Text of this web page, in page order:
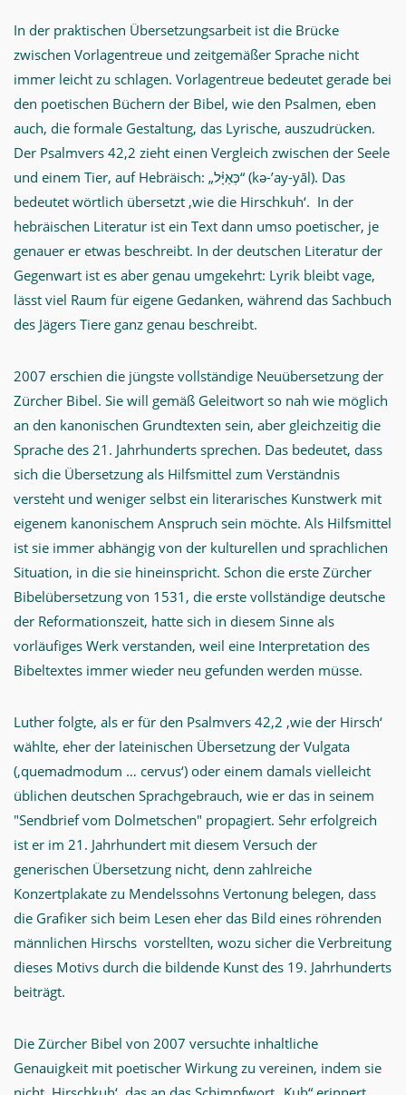
In der praktischen Übersetzungsarbeit ist die Brücke
zwischen Vorlagentreue und zeitgemäßer Sprache nicht
immer leicht zu schlagen. Vorlagentreue bedeutet gerade bei
den poetischen Büchern der Bibel, wie den Psalmen, eben
auch, die formale Gestaltung, das Lyrische, auszudrücken.
Der Psalmvers 42,2 zieht einen Vergleich zwischen der Seele
und einem Tier, auf Hebräisch: „כְּאַיָּ֗ל“ (kə-’ay-yāl). Das
bedeutet wörtlich übersetzt ‚wie die Hirschkuh‘. In der
hebräischen Literatur ist ein Text dann umso poetischer, je
genauer er etwas beschreibt. In der deutschen Literatur der
Gegenwart ist es aber genau umgekehrt: Lyrik bleibt vage,
lässt viel Raum für eigene Gedanken, während das Sachbuch
des Jägers Tiere ganz genau beschreibt.
2007 erschien die jüngste vollständige Neuübersetzung der
Zürcher Bibel. Sie will gemäß Geleitwort so nah wie möglich
an den kanonischen Grundtexten sein, aber gleichzeitig die
Sprache des 21. Jahrhunderts sprechen. Das bedeutet, dass
sich die Übersetzung als Hilfsmittel zum Verständnis
versteht und weniger selbst ein literarisches Kunstwerk mit
eigenem kanonischem Anspruch sein möchte. Als Hilfsmittel
ist sie immer abhängig von der kulturellen und sprachlichen
Situation, in die sie hineinspricht. Schon die erste Zürcher
Bibelübersetzung von 1531, die erste vollständige deutsche
der Reformationszeit, hatte sich in diesem Sinne als
vorläufiges Werk verstanden, weil eine Interpretation des
Bibeltextes immer wieder neu gefunden werden müsse.
Luther folgte, als er für den Psalmvers 42,2 ‚wie der Hirsch‘
wählte, eher der lateinischen Übersetzung der Vulgata
(‚quemadmodum … cervus‘) oder einem damals vielleicht
üblichen deutschen Sprachgebrauch, wie er das in seinem
"Sendbrief vom Dolmetschen" propagiert. Sehr erfolgreich
ist er im 21. Jahrhundert mit diesem Versuch der
generischen Übersetzung nicht, denn zahlreiche
Konzertplakate zu Mendelssohns Vertonung belegen, dass
die Grafiker sich beim Lesen eher das Bild eines röhrenden
männlichen Hirschs vorstellten, wozu sicher die Verbreitung
dieses Motivs durch die bildende Kunst des 19. Jahrhunderts
beiträgt.
Die Zürcher Bibel von 2007 versuchte inhaltliche
Genauigkeit mit poetischer Wirkung zu vereinen, indem sie